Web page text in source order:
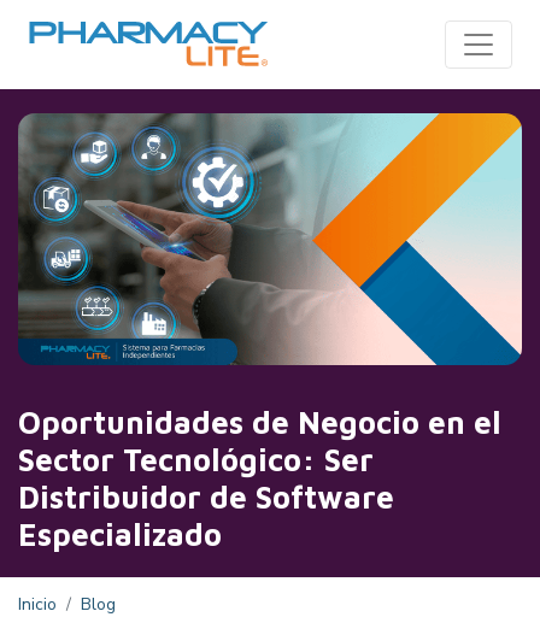
Oportunidades de Negocio en el
Sector Tecnológico: Ser
Distribuidor de Software
Especializado
Inicio
Blog